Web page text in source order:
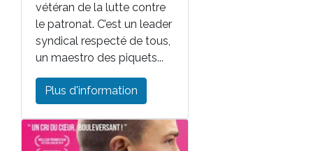
vétéran de la lutte contre
le patronat. C’est un leader
syndical respecté de tous,
un maestro des piquets...
Plus d'information